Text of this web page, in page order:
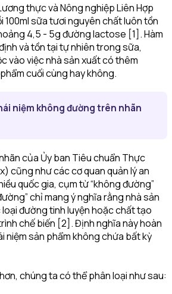
thực và Nông nghiệp Liên Hợp
100ml sữa tươi nguyên chất luôn tồn
4,5 - 5g đường lactose [1]. Hàm
và tồn tại tự nhiên trong sữa,
vào việc nhà sản xuất có thêm
cuối cùng hay không.
niệm không đường trên nhãn
của Ủy ban Tiêu chuẩn Thực
cũng như các cơ quan quản lý an
quốc gia, cụm từ “không đường”
chỉ mang ý nghĩa rằng nhà sản
đường tinh luyện hoặc chất tạo
chế biến [2]. Định nghĩa này hoàn
niệm sản phẩm không chứa bất kỳ
chúng ta có thể phân loại như sau: